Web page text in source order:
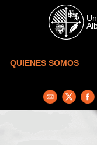
Skip to main content
QUIENES SOMOS